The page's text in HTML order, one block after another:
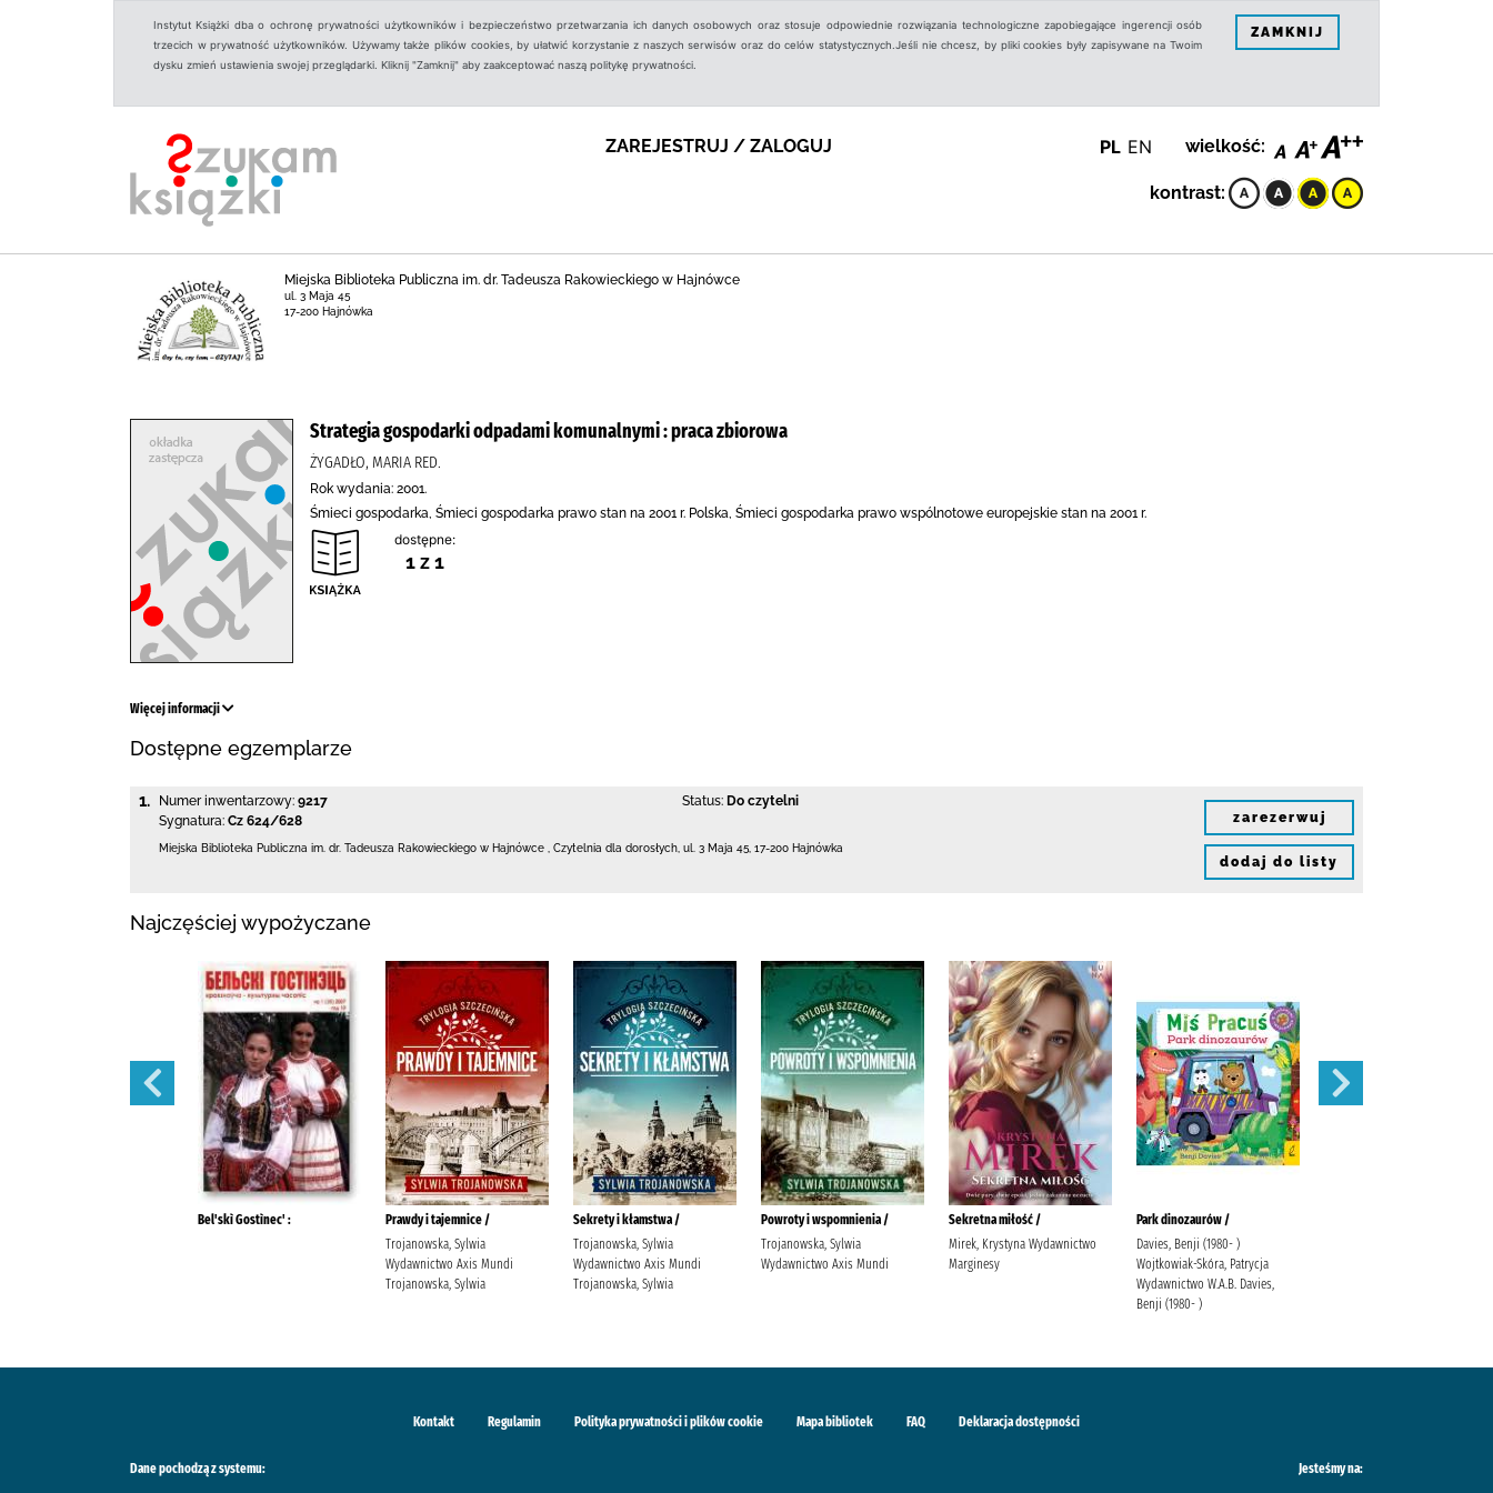
Instytut Książki dba o ochronę prywatności użytkowników i bezpieczeństwo przetwarzania ich danych osobowych oraz stosuje odpowiednie rozwiązania technologiczne zapobiegające ingerencji osób
trzecich w prywatność użytkowników. Używamy także plików cookies, by ułatwić korzystanie z naszych serwisów oraz do celów statystycznych.Jeśli nie chcesz, by pliki cookies były zapisywane na Twoim
dysku zmień ustawienia swojej przeglądarki. Kliknij "Zamknij" aby zaakceptować naszą politykę prywatności.
ZAMKNIJ
ZAREJESTRUJ / ZALOGUJ PL EN wielkość:
kontrast:
Miejska Biblioteka Publiczna im. dr. Tadeusza Rakowieckiego w Hajnówce
ul. 3 Maja 45
17-200 Hajnówka
Strategia gospodarki odpadami komunalnymi : praca zbiorowa
ŻYGADŁO, MARIA RED.
Rok wydania: 2001.
Śmieci gospodarka, Śmieci gospodarka prawo stan na 2001 r. Polska, Śmieci gospodarka prawo wspólnotowe europejskie stan na 2001 r.
dostępne:
1 z 1
Więcej informacji
Dostępne egzemplarze
1. Numer inwentarzowy: 9217
Sygnatura: Cz 624/628
Status: Do czytelni
Miejska Biblioteka Publiczna im. dr. Tadeusza Rakowieckiego w Hajnówce Czytelnia dla dorosłych, ul. 3 Maja 45 17-200 Hajnówka
zarezerwuj
dodaj do listy
Najczęściej wypożyczane
Bel'skì Gostìnec' :
Prawdy i tajemnice /
Trojanowska, Sylwia
Wydawnictwo Axis Mundi
Trojanowska, Sylwia
Sekrety i kłamstwa /
Trojanowska, Sylwia
Wydawnictwo Axis Mundi
Trojanowska, Sylwia
Powroty i wspomnienia /
Trojanowska, Sylwia
Wydawnictwo Axis Mundi
Sekretna miłość /
Mirek, Krystyna Wydawnictwo
Marginesy
Park dinozaurów /
Davies, Benji (1980- )
Wojtkowiak-Skóra, Patrycja
Wydawnictwo W.A.B. Davies,
Benji (1980- )
Kontakt Regulamin Polityka prywatności i plików cookie Mapa bibliotek FAQ Deklaracja dostępności
Dane pochodzą z systemu: Jesteśmy na: